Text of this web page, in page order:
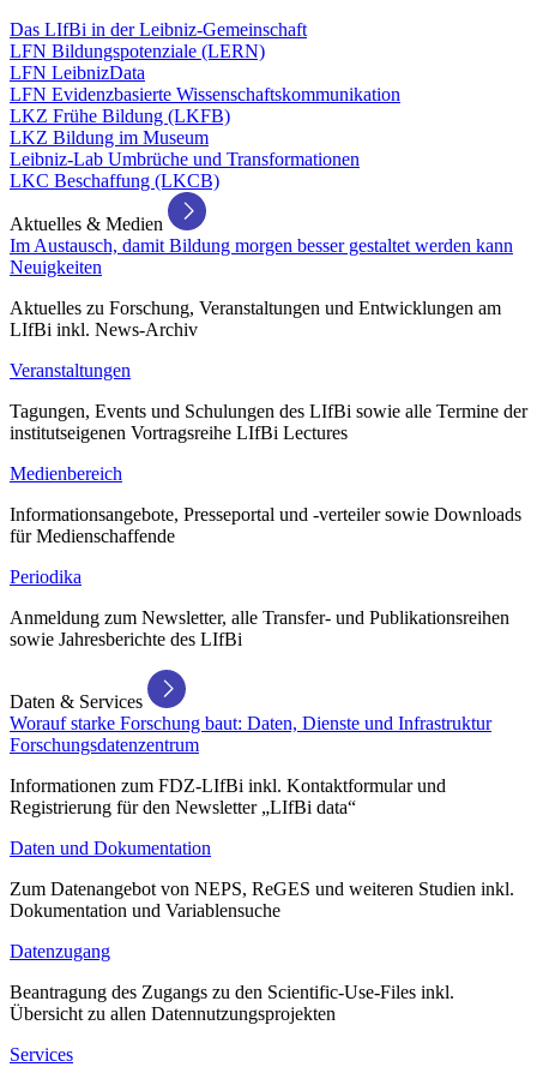
Das LIfBi in der Leibniz-Gemeinschaft
LFN Bildungspotenziale (LERN)
LFN LeibnizData
LFN Evidenzbasierte Wissenschaftskommunikation
LKZ Frühe Bildung (LKFB)
LKZ Bildung im Museum
Leibniz-Lab Umbrüche und Transformationen
LKC Beschaffung (LKCB)
Aktuelles & Medien
Im Austausch, damit Bildung morgen besser gestaltet werden kann
Neuigkeiten
Aktuelles zu Forschung, Veranstaltungen und Entwicklungen am
LIfBi inkl. News-Archiv
Veranstaltungen
Tagungen, Events und Schulungen des LIfBi sowie alle Termine der
institutseigenen Vortragsreihe LIfBi Lectures
Medienbereich
Informationsangebote, Presseportal und -verteiler sowie Downloads
für Medienschaffende
Periodika
Anmeldung zum Newsletter, alle Transfer- und Publikationsreihen
sowie Jahresberichte des LIfBi
Daten & Services
Worauf starke Forschung baut: Daten, Dienste und Infrastruktur
Forschungsdatenzentrum
Informationen zum FDZ-LIfBi inkl. Kontaktformular und
Registrierung für den Newsletter „LIfBi data“
Daten und Dokumentation
Zum Datenangebot von NEPS, ReGES und weiteren Studien inkl.
Dokumentation und Variablensuche
Datenzugang
Beantragung des Zugangs zu den Scientific-Use-Files inkl.
Übersicht zu allen Datennutzungsprojekten
Services